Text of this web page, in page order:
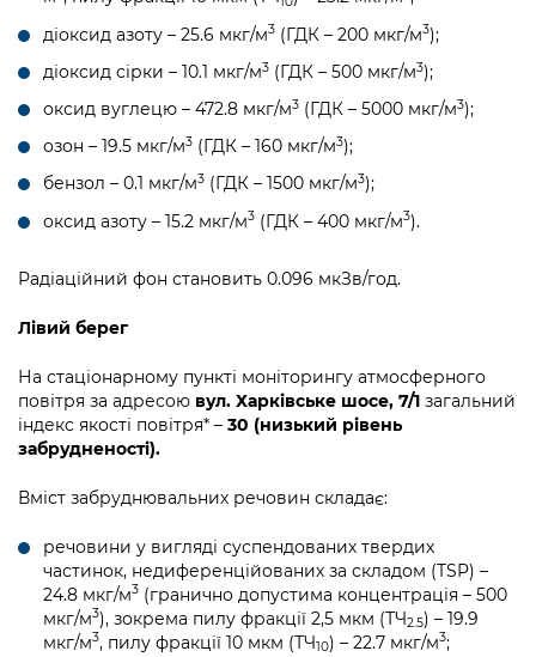
діоксид азоту – 25.6 мкг/м3 (ГДК – 200 мкг/м3);
діоксид сірки – 10.1 мкг/м3 (ГДК – 500 мкг/м3);
оксид вуглецю – 472.8 мкг/м3 (ГДК – 5000 мкг/м3);
озон – 19.5 мкг/м3 (ГДК – 160 мкг/м3);
бензол – 0.1 мкг/м3 (ГДК – 1500 мкг/м3);
оксид азоту – 15.2 мкг/м3 (ГДК – 400 мкг/м3).
Радіаційний фон становить 0.096 мкЗв/год.
Лівий берег
На стаціонарному пункті моніторингу атмосферного
повітря за адресою вул. Харківське шосе, 7/1 загальний
індекс якості повітря* – 30 (низький рівень
забрудненості).
Вміст забруднювальних речовин складає:
речовини у вигляді суспендованих твердих
частинок, недиференційованих за складом (TSP) –
24.8 мкг/м3 (гранично допустима концентрація – 500
мкг/м3), зокрема пилу фракції 2,5 мкм (ТЧ2.5) – 19.9
мкг/м3, пилу фракції 10 мкм (ТЧ10) – 22.7 мкг/м3;